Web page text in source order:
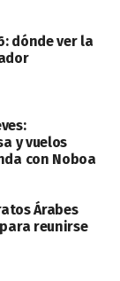
dónde ver la
y vuelos
con Noboa
Árabes
reunirse